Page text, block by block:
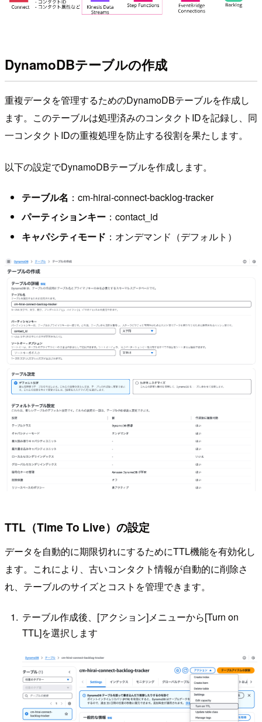
DynamoDBテーブルの作成
重複データを管理するためのDynamoDBテーブルを作成し
ます。このテーブルは処理済みのコンタクトIDを記録し、同
一コンタクトIDの重複処理を防止する役割を果たします。
以下の設定でDynamoDBテーブルを作成します。
テーブル名 ：cm-hirai-connect-backlog-tracker
パーティションキー：contact_id
キャパシティモード ：オンデマンド（デフォルト）
TTL（Time To Live）の設定
データを自動的に期限切れにするためにTTL機能を有効化し
ます。これにより、古いコンタクト情報が自動的に削除さ
れ、テーブルのサイズとコストを管理できます。
テーブル作成後、[アクション]メニューから[Turn on
TTL]を選択します